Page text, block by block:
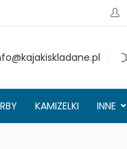
KAMIZELKI INNE